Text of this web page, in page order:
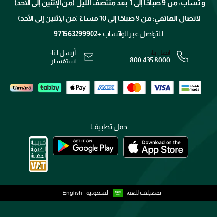
برنامج الولاء ميوز
الوظائف
الشروط و الأحكام
رقم السجل التجاري: 7013320481 — صادر من وزارة التجارة
واتساب: من 9 صباحًا إلى 1 بعد منتصف الليل (من الإثنين إلى الأحد)
الاتصال الهاتفي: من 9 صباحًا إلى 10 مساءً (من الإثنين إلى الأحد)
للتواصل عبر الواتساب +971563299902
اتصل بنا:
800 435 8000
أرسل لنا:
استفسار
حمل تطبيقنا
تفضيلات اللغة: السعودية English